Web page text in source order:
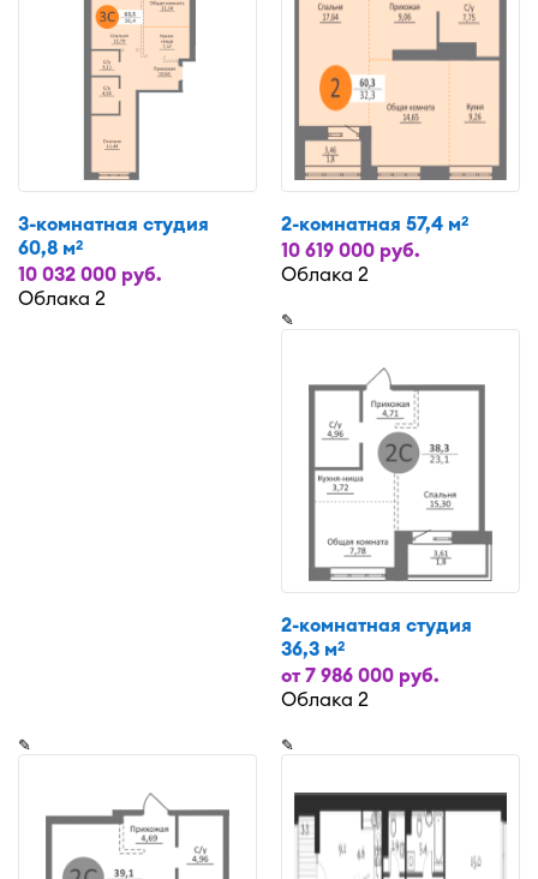
3-комнатная студия
60,8 м2
10 032 000 руб.
Облака 2
2-комнатная 57,4 м2
10 619 000 руб.
Облака 2
✎
2-комнатная студия
36,3 м2
от 7 986 000 руб.
Облака 2
✎ ✎